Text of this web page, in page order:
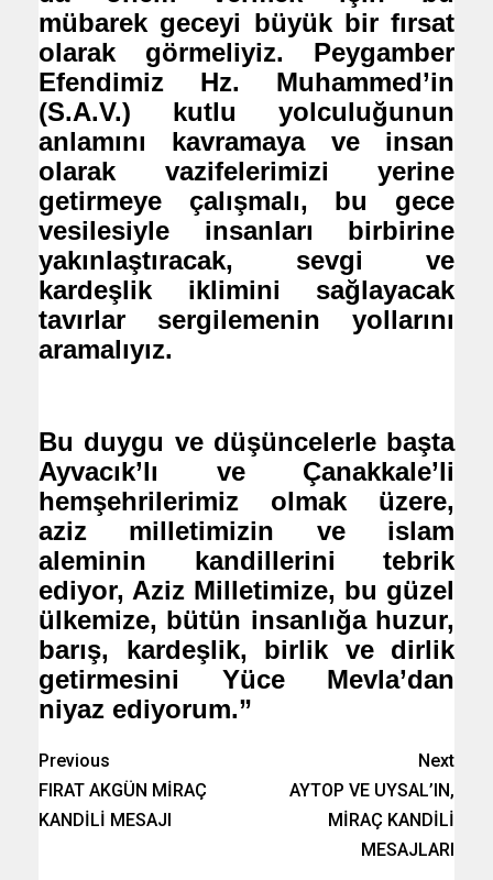
mübarek geceyi büyük bir fırsat
olarak görmeliyiz. Peygamber
Efendimiz Hz. Muhammed’in
(S.A.V.) kutlu yolculuğunun
anlamını kavramaya ve insan
olarak vazifelerimizi yerine
getirmeye çalışmalı, bu gece
vesilesiyle insanları birbirine
yakınlaştıracak, sevgi ve
kardeşlik iklimini sağlayacak
tavırlar sergilemenin yollarını
aramalıyız.
Bu duygu ve düşüncelerle başta
Ayvacık’lı ve Çanakkale’li
hemşehrilerimiz olmak üzere,
aziz milletimizin ve islam
aleminin kandillerini tebrik
ediyor, Aziz Milletimize, bu güzel
ülkemize, bütün insanlığa huzur,
barış, kardeşlik, birlik ve dirlik
getirmesini Yüce Mevla’dan
niyaz ediyorum.”
Previous
FIRAT AKGÜN MİRAÇ
KANDİLİ MESAJI
Next
AYTOP VE UYSAL’IN,
MİRAÇ KANDİLİ
MESAJLARI